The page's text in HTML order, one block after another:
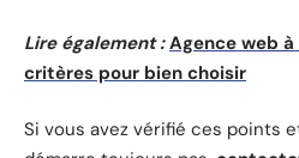
Lire également : Agence web
critères pour bien choisir
Si vous avez vérifié ces points